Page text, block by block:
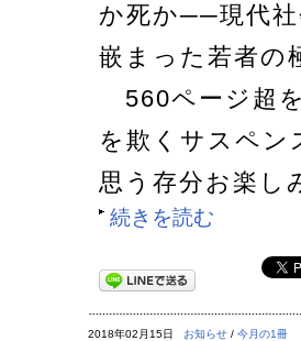
か死か──現代
嵌まった若者の
560ページ超
を欺くサスペン
思う存分お楽し
続きを読む
2018年02月15日 お知らせ / 今月の1冊